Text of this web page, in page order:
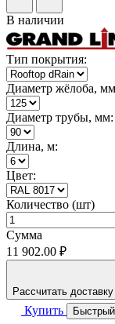
В наличии
Тип покрытия:
Диаметр жёлоба,
Диаметр трубы, мм:
Длина, м:
Цвет:
Количество (шт)
Сумма
11 902.00 ₽
Рассчитать доставку
Купить